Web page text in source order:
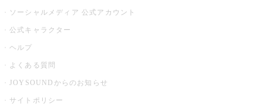
ソーシャルメディア 公式アカウント
公式キャラクター
ヘルプ
よくある質問
JOYSOUNDからのお知らせ
サイトポリシー